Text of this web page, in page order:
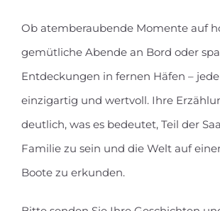
Ob atemberaubende Momente auf
gemütliche Abende an Bord oder
Entdeckungen in fernen Häfen –
einzigartig und wertvoll. Ihre
deutlich, was es bedeutet, Teil der
Familie zu sein und die Welt auf
Boote zu erkunden.